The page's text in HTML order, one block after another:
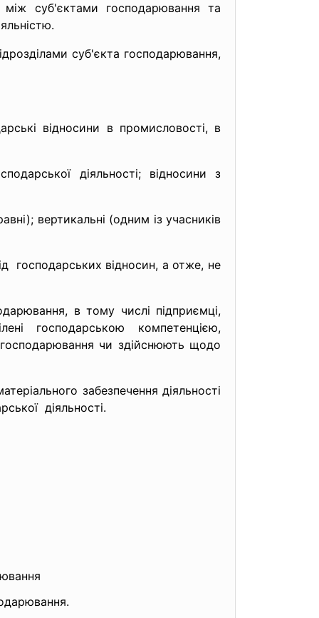
між суб'єктами господарювання та
суб'єкта господарювання,
відносини в промисловості, в
діяльності; відносини з
вертикальні (одним із учасників
господарських відносин, а отже, не
в тому числі підприємці,
господарською компетенцією,
господарювання чи здійснюють щодо
забезпечення діяльності
діяльності.